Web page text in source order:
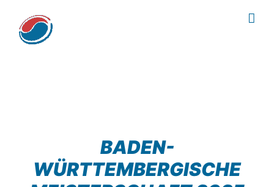
Inhalt
springen
BADEN-
WÜRTTEMBERGISCHE